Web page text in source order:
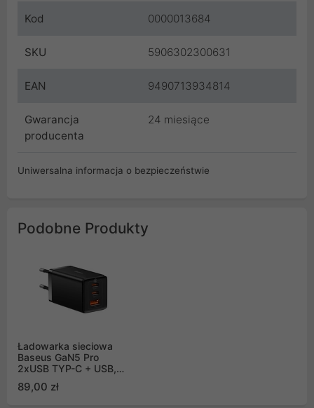
Kod 0000013684
SKU 5906302300631
EAN 9490713934814
Gwarancja
producenta
24 miesiące
Uniwersalna informacja o bezpieczeństwie
Podobne Produkty
Ładowarka sieciowa
Baseus GaN5 Pro
2xUSB TYP-C + USB,
(CCGP120201)
89,00 zł